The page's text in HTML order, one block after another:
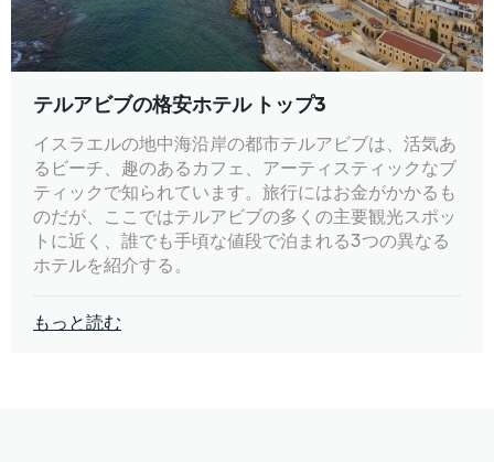
テルアビブの格安ホテル トップ3
イスラエルの地中海沿岸の都市テルアビブは、活気あ
るビーチ、趣のあるカフェ、アーティスティックなブ
ティックで知られています。旅行にはお金がかかるも
のだが、ここではテルアビブの多くの主要観光スポッ
トに近く、誰でも手頃な値段で泊まれる3つの異なる
ホテルを紹介する。
もっと読む